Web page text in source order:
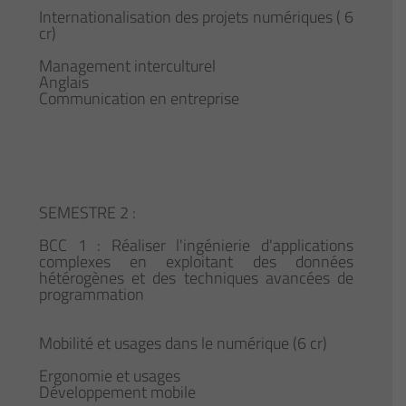
Internationalisation des projets numériques ( 6
cr)
Management interculturel
Anglais
Communication en entreprise
SEMESTRE 2 :
BCC 1 : Réaliser l'ingénierie d'applications
complexes en exploitant des données
hétérogènes et des techniques avancées de
programmation
Mobilité et usages dans le numérique (6 cr)
Ergonomie et usages
Développement mobile